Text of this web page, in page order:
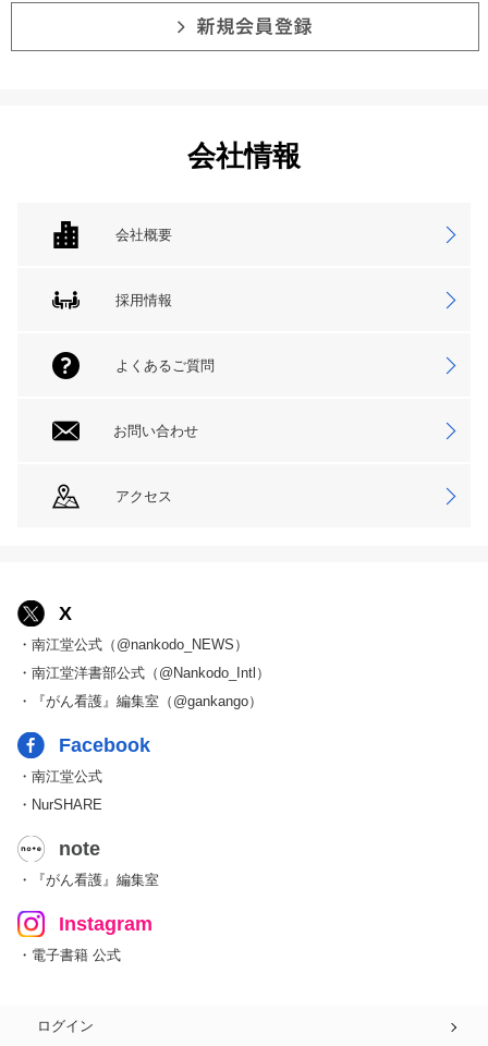
会社情報
会社概要
採用情報
よくあるご質問
お問い合わせ
アクセス
X
・南江堂公式（@nankodo_NEWS）
・南江堂洋書部公式（@Nankodo_Intl）
・『がん看護』編集室（@gankango）
Facebook
・南江堂公式
・NurSHARE
note
・『がん看護』編集室
Instagram
・電子書籍 公式
ログイン